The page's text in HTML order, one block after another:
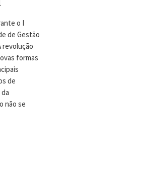
o I
de Gestão
revolução
formas
de
não se